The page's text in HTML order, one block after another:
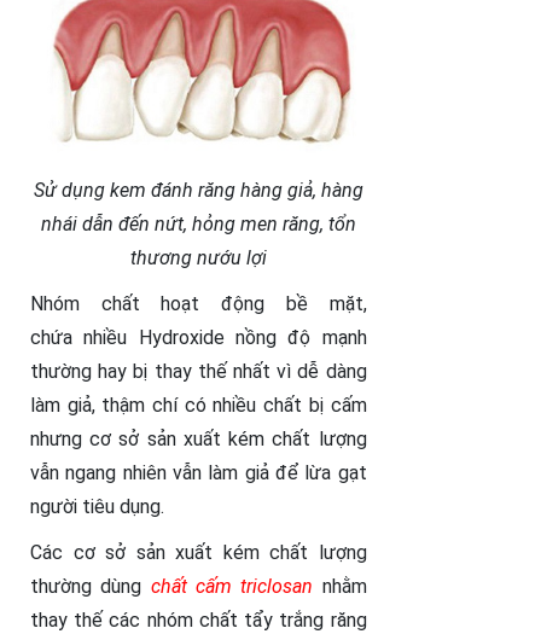
Sử dụng kem đánh răng hàng giả, hàng
nhái dẫn đến nứt, hỏng men răng, tổn
thương nướu lợi
Nhóm chất hoạt động bề mặt,
chứa nhiều Hydroxide nồng độ mạnh
thường hay bị thay thế nhất vì dễ dàng
làm giả, thậm chí có nhiều chất bị cấm
nhưng cơ sở sản xuất kém chất lượng
vẫn ngang nhiên vẫn làm giả để lừa gạt
người tiêu dụng.
Các cơ sở sản xuất kém chất lượng
thường dùng chất cấm triclosan nhằm
thay thế các nhóm chất tẩy trắng răng